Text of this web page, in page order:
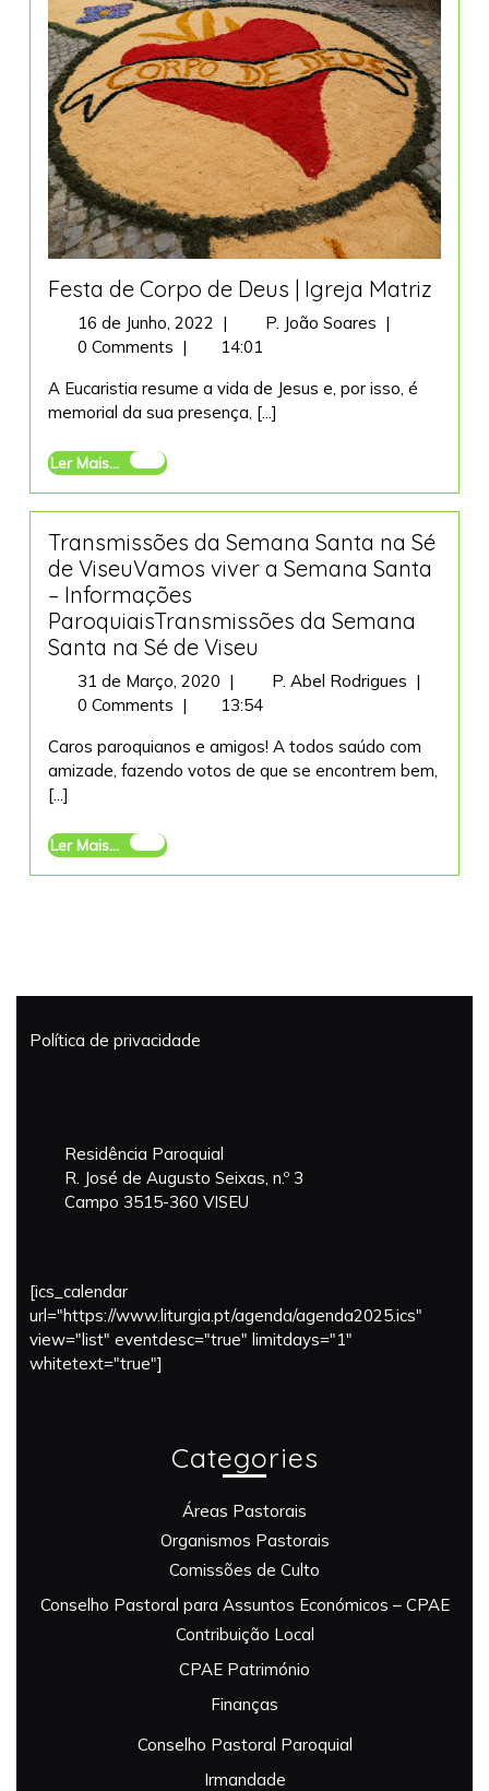
Festa de Corpo de Deus | Igreja Matriz
16 de Junho, 2022 16
de
2022
| P. João Soares Festa
de
Matriz
|
0 Comments |
14:01
A Eucaristia resume a vida de Jesus e, por isso, é
memorial da sua presença, [...]
Ler Mais... Ler
Transmissões da Semana Santa na Sé
de ViseuVamos viver a Semana Santa
– Informações
ParoquiaisTransmissões da Semana
Santa na Sé de Viseu
31 de Março, 2020 31
de
2020
| P. Abel Rodrigues
Santa
na
viver
|
0 Comments |
13:54
Caros paroquianos e amigos! A todos saúdo com
amizade, fazendo votos de que se encontrem bem,
[...]
Ler Mais... Ler
Política de privacidade
Residência Paroquial
R. José de Augusto Seixas, n.º 3
Campo 3515-360 VISEU
[ics_calendar
url="https://www.liturgia.pt/agenda/agenda2025.ics"
view="list" eventdesc="true" limitdays="1"
whitetext="true"]
Categories
Áreas Pastorais
Organismos Pastorais
Comissões de Culto
Conselho Pastoral para Assuntos Económicos – CPAE
Contribuição Local
CPAE Património
Finanças
Conselho Pastoral Paroquial
Irmandade